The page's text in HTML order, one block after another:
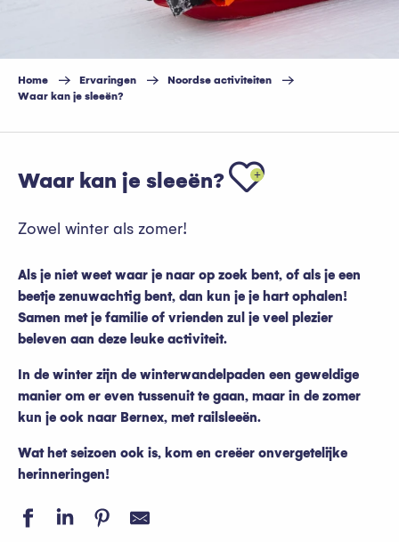
Home Ervaringen
Noordse activiteiten
Waar kan je sleeën?
Waar kan je sleeën?Ajouter aux
Zowel winter als zomer!
Als je niet weet waar je naar op zoek bent, of als je een
beetje zenuwachtig bent, dan kun je je hart ophalen!
Samen met je familie of vrienden zul je veel plezier
beleven aan deze leuke activiteit.
In de winter zijn de winterwandelpaden een geweldige
manier om er even tussenuit te gaan, maar in de zomer
kun je ook naar Bernex, met railsleeën.
Wat het seizoen ook is, kom en creëer onvergetelijke
herinneringen!